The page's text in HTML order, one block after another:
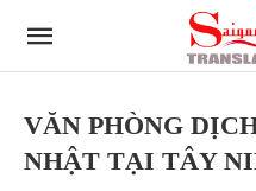
VĂN PHÒNG
NHẬT TẠI TÂY